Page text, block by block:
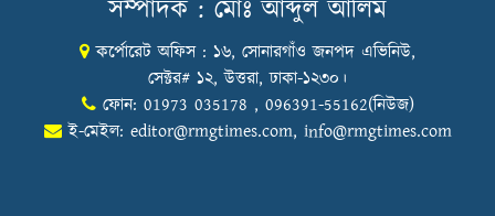
Honoring Excellence: Texstream
Fashion Ltd. Rewards Best Workers–
2026
সম্পাদক : মোঃ আব্দুল আলিম
কর্পোরেট অফিস : ১৬, সোনারগাঁও জনপদ এভিনিউ,
সেক্টর# ১২, উত্তরা, ঢাকা-১২৩০।
ফোন: 01973 035178 , 096391-55162(নিউজ)
ই-মেইল: editor@rmgtimes.com, info@rmgtimes.com